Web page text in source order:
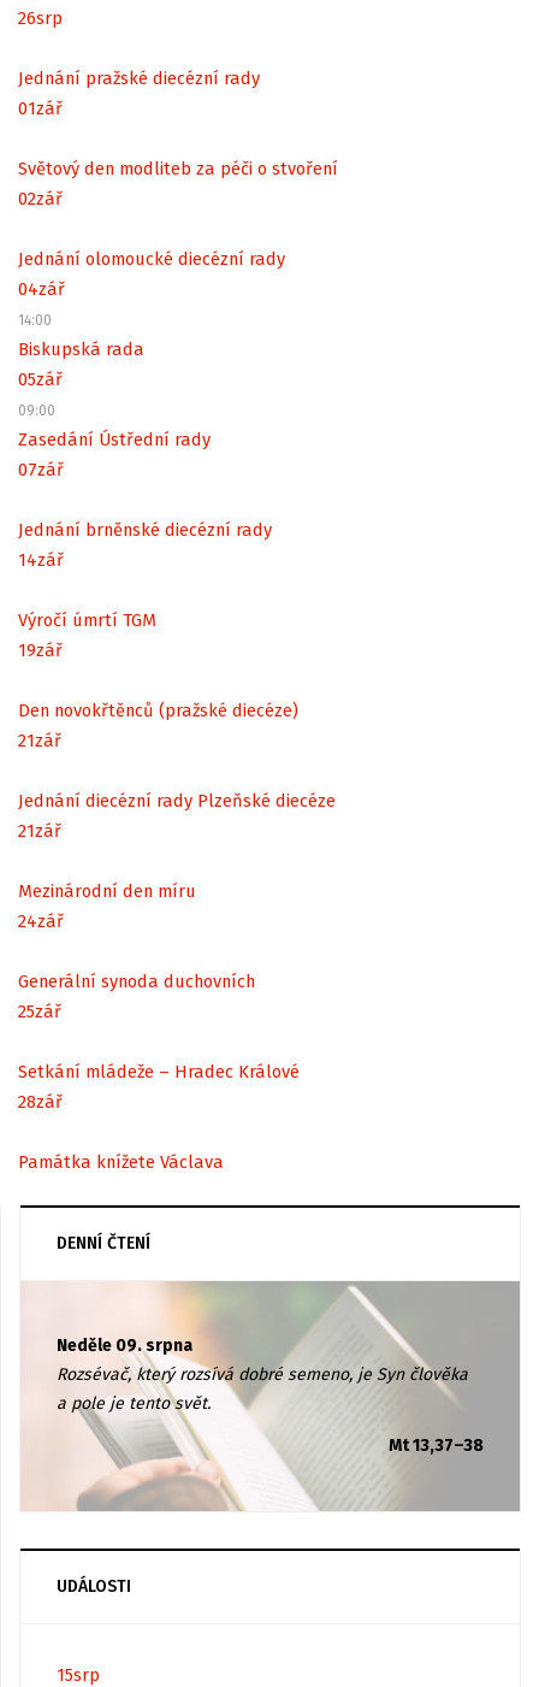
26srp
Jednání pražské diecézní rady
01zář
Světový den modliteb za péči o stvoření
02zář
Jednání olomoucké diecézní rady
04zář
14:00
Biskupská rada
05zář
09:00
Zasedání Ústřední rady
07zář
Jednání brněnské diecézní rady
14zář
Výročí úmrtí TGM
19zář
Den novokřtěnců (pražské diecéze)
21zář
Jednání diecézní rady Plzeňské diecéze
21zář
Mezinárodní den míru
24zář
Generální synoda duchovních
25zář
Setkání mládeže – Hradec Králové
28zář
Památka knížete Václava
DENNÍ ČTENÍ
Neděle 09. srpna
Rozsévač, který rozsívá dobré semeno, je Syn člověka
a pole je tento svět.
Mt 13,37–38
UDÁLOSTI
15srp